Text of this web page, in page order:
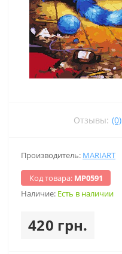
Отзывы: (0)
Производитель: MARIART
Код товара: МР0591
Наличие: Есть в наличии
420 грн.